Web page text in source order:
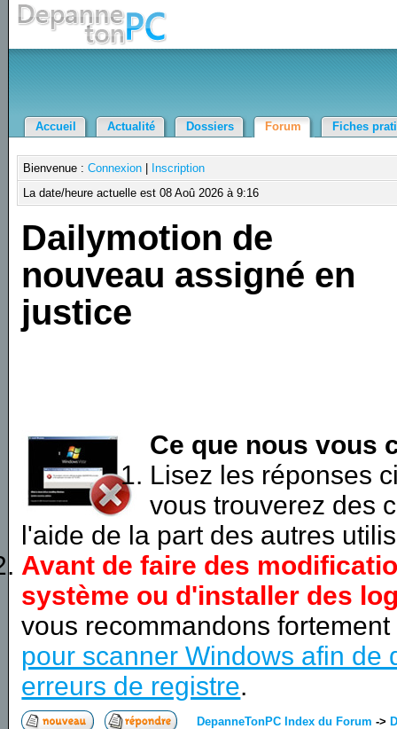
Accueil Actualité Dossiers Forum Fiches
Bienvenue :Connexion
Inscription
La date/heure actuelle est 08 Aoû 2026 à 9:16
Dailymotion de
nouveau assigné en
justice
Ce que nous vous
Lisez les réponses
vous trouverez des
l'aide de la part des autres
Avant de faire des
système ou d'installer des
vous recommandons
pour scanner Windows afin de
erreurs de registre.
DepanneTonPC Index du Forum ->